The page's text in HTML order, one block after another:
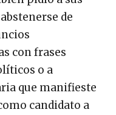
de
con frases
o a
que manifieste
candidato a